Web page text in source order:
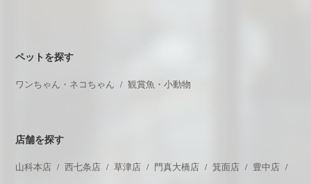
ペットを探す
ワンちゃん・ネコちゃん 観賞魚・小動物
店舗を探す
山科本店 西七条店 草津店 門真大橋店 箕面店 豊中店